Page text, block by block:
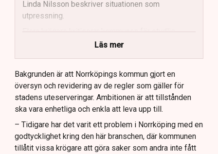
Linda Nilsson beskriver situationen som
utpressning.
Flera krögare kritiserar kommunen för otydlig
Kommunen vill skapa enhetliga regler för
uteserveringar.
Lindas Kula ställer in uteserveringen för
sommaren.
Läs mer
Bakgrunden är att Norrköpings kommun gjort en
översyn och revidering av de regler som gäller för
stadens uteserveringar. Ambitionen är att tillstånden
ska vara enhetliga och enkla att leva upp till.
– Tidigare har det varit ett problem i Norrköping med en
godtycklighet kring den här branschen, där kommunen
tillåtit vissa krögare att göra saker som andra inte fått